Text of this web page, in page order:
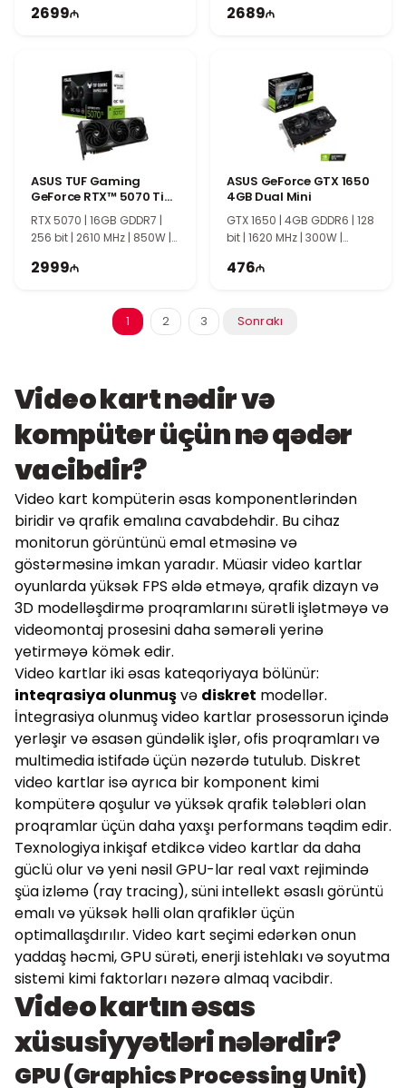
2699 2689
ASUS TUF Gaming
GeForce RTX™ 5070 Ti
16GB
RTX 5070 | 16GB GDDR7 |
256 bit | 2610 MHz | 850W |
2999
ASUS GeForce GTX 1650
4GB Dual Mini
GTX 1650 | 4GB GDDR6 | 128
bit | 1620 MHz | 300W |
476
1 2 3 Sonrakı
Video kart nədir və
kompüter üçün nə qədər
vacibdir?
Video kart kompüterin əsas komponentlərindən
biridir və qrafik emalına cavabdehdir. Bu cihaz
monitorun görüntünü emal etməsinə və
göstərməsinə imkan yaradır. Müasir video kartlar
oyunlarda yüksək FPS əldə etməyə, qrafik dizayn və
3D modelləşdirmə proqramlarını sürətli işlətməyə və
videomontaj prosesini daha səmərəli yerinə
yetirməyə kömək edir.
Video kartlar iki əsas kateqoriyaya bölünür:
inteqrasiya olunmuşvə diskret modellər.
İntegrasiya olunmuş video kartlar prosessorun içində
yerləşir və əsasən gündəlik işlər, ofis proqramları və
multimedia istifadə üçün nəzərdə tutulub. Diskret
video kartlar isə ayrıca bir komponent kimi
kompüterə qoşulur və yüksək qrafik tələbləri olan
proqramlar üçün daha yaxşı performans təqdim edir.
Texnologiya inkişaf etdikcə video kartlar da daha
güclü olur və yeni nəsil GPU-lar real vaxt rejimində
şüa izləmə (ray tracing), süni intellekt əsaslı görüntü
emalı və yüksək həlli olan qrafiklər üçün
optimallaşdırılır. Video kart seçimi edərkən onun
yaddaş həcmi, GPU sürəti, enerji istehlakı və soyutma
sistemi kimi faktorları nəzərə almaq vacibdir.
Video kartın əsas
xüsusiyyətləri nələrdir?
GPU (Graphics Processing Unit)